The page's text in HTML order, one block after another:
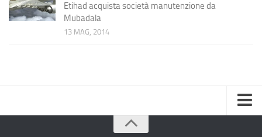
Etihad acquista società manutenzione da
Mubadala
13 MAG, 2014